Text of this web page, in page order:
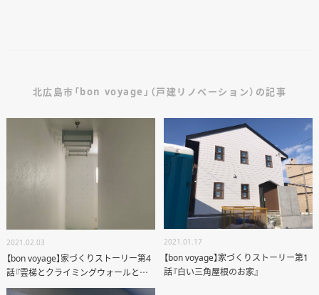
北広島市「bon voyage」（戸建リノベーション）の記事
2021.02.03
【bon voyage】家づくりストーリー第4
話『雲梯とクライミングウォールとロ
ープ』
2021.01.17
【bon voyage】家づくりストーリー第1
話『白い三角屋根のお家』